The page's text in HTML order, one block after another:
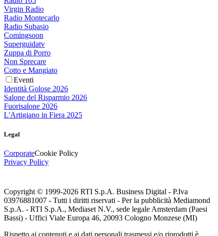
Virgin Radio
Radio Montecarlo
Radio Subasio
Comingsoon
Superguidatv
Zuppa di Porro
Non Sprecare
Cotto e Mangiato
Eventi
Identità Golose 2026
Salone del Risparmio 2026
Fuorisalone 2026
L'Artigiano in Fiera 2025
Legal
CorporateCookie Policy
Privacy Policy
Copyright © 1999-2026 RTI S.p.A. Business Digital - P.Iva
03976881007 - Tutti i diritti riservati - Per la pubblicità Mediamond
S.p.A. - RTI S.p.A., Mediaset N.V., sede legale Amsterdam (Paesi
Bassi) - Uffici Viale Europa 46, 20093 Cologno Monzese (MI)
Rispetto ai contenuti e ai dati personali trasmessi e/o riprodotti è